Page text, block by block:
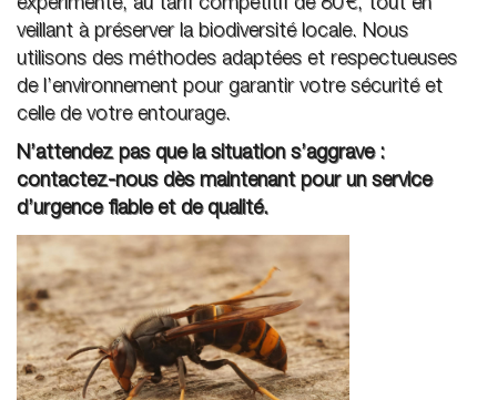
expérimenté, au tarif compétitif de 80 €, tout en
veillant à préserver la biodiversité locale. Nous
utilisons des méthodes adaptées et respectueuses
de l’environnement pour garantir votre sécurité et
celle de votre entourage.
N’attendez pas que la situation s’aggrave :
contactez-nous dès maintenant pour un service
d’urgence fiable et de qualité.